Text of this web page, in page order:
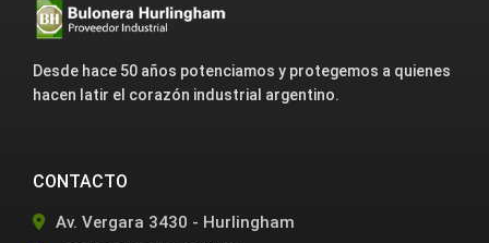
Desde hace 50 años potenciamos y protegemos a quienes
hacen latir el corazón industrial argentino.
CONTACTO
Av. Vergara 3430 - Hurlingham